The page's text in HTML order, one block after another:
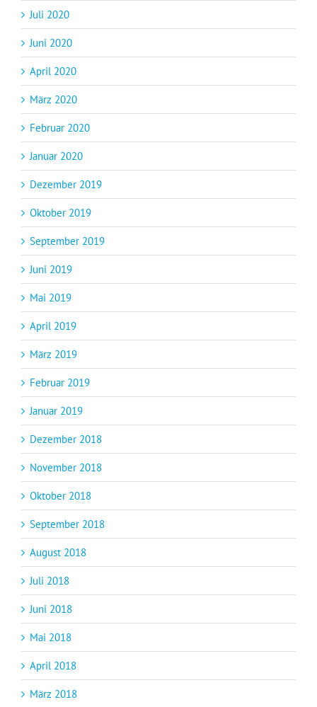
Juli 2020
Juni 2020
April 2020
März 2020
Februar 2020
Januar 2020
Dezember 2019
Oktober 2019
September 2019
Juni 2019
Mai 2019
April 2019
März 2019
Februar 2019
Januar 2019
Dezember 2018
November 2018
Oktober 2018
September 2018
August 2018
Juli 2018
Juni 2018
Mai 2018
April 2018
März 2018